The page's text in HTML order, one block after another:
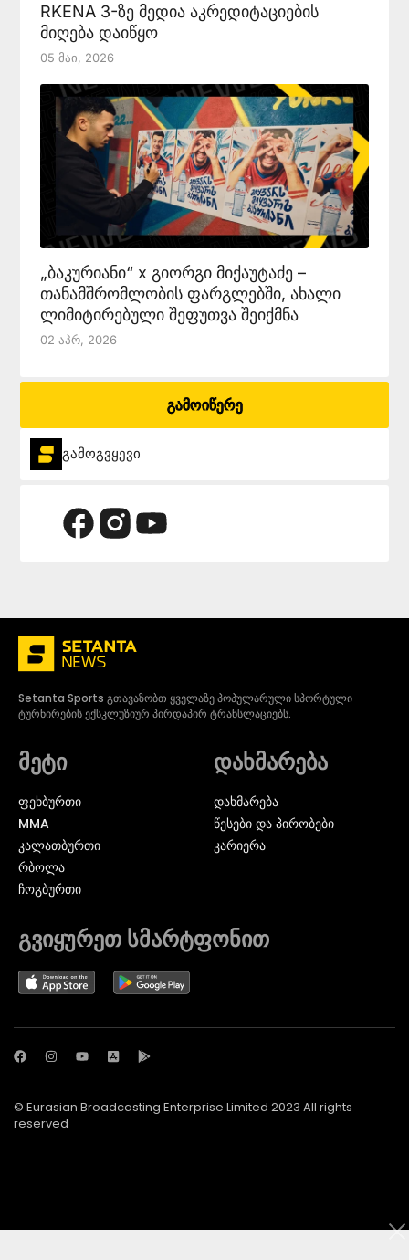
RKENA 3-ზე მედია აკრედიტაციების
მიღება დაიწყო
05 Მაი, 2026
„ბაკურიანი“ x გიორგი მიქაუტაძე –
თანამშრომლობის ფარგლებში, ახალი
ლიმიტირებული შეფუთვა შეიქმნა
02 Აპრ, 2026
გამოიწერე
გამოგვყევი
Setanta Sports გთავაზობთ ყველაზე პოპულარული სპორტული
ტურნირების ექსკლუზიურ პირდაპირ ტრანსლაციებს.
მეტი
ᲤᲔᲮᲑᲣᲠᲗᲘ
MMA
ᲙᲐᲚᲐᲗᲑᲣᲠᲗᲘ
ᲠᲑᲝᲚᲐ
ᲩᲝᲒᲑᲣᲠᲗᲘ
დახმარება
დახმარება
წესები და პირობები
კარიერა
გვიყურეთ სმარტფონით
© Eurasian Broadcasting Enterprise Limited 2023 All rights
reserved